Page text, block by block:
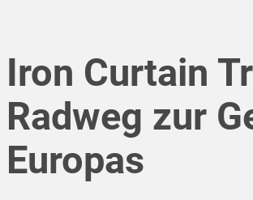
Iron Curtain
Radweg zur
Europas